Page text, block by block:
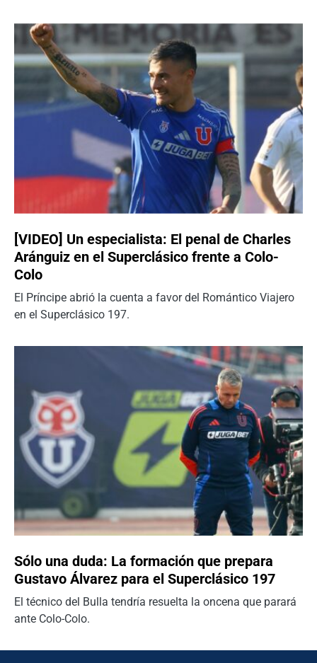
[VIDEO] Un especialista: El penal de Charles
Aránguiz en el Superclásico frente a Colo-
Colo
El Príncipe abrió la cuenta a favor del Romántico Viajero
en el Superclásico 197.
Sólo una duda: La formación que prepara
Gustavo Álvarez para el Superclásico 197
El técnico del Bulla tendría resuelta la oncena que parará
ante Colo-Colo.